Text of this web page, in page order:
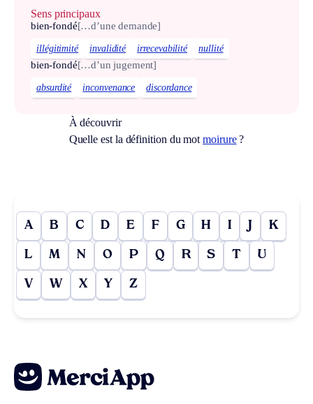
Sens principaux
bien-fondé[…d’une demande]
illégitimité invalidité irrecevabilité nullité
bien-fondé[…d’un jugement]
absurdité inconvenance discordance
À découvrir
Quelle est la définition du motmoirure?
A B C D E F G H I J K
L M N O P Q R S T U
V W X Y Z